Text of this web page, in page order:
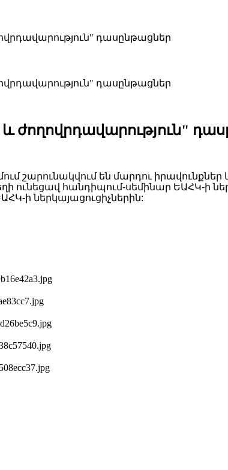
դասընթացներ
դասընթացներ
ժողովրդավարություն"
շարունակվում են մարդու
ունեցավ հանդիպում-սեմինար ԵԱՀԿ-ի
ի ներկայացուցիչներին: